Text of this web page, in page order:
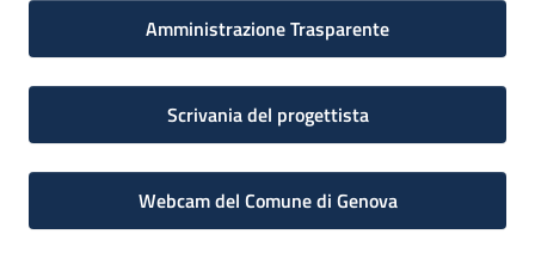
Amministrazione Trasparente
Scrivania del progettista
Webcam del Comune di Genova